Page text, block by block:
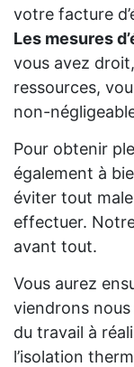
votre facture
Les mesures
vous avez
ressources,
non-
Pour obtenir
également à
éviter tout
effectuer.
avant tout.
Vous aurez
viendrons
du travail à
l’isolation